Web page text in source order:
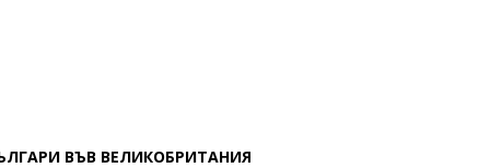
ВЪВ ВЕЛИКОБРИТАНИЯ